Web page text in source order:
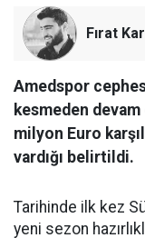
Fırat
Amedspor
kesmeden
milyon Euro
vardığı belirtildi.
Tarihinde ilk kez
yeni sezon